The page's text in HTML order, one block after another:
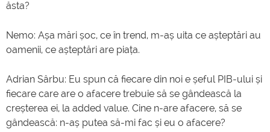
ăsta?
Nemo: Așa mări șoc, ce în trend, m-aș uita ce așteptări au
oamenii, ce așteptări are piața.
Adrian Sârbu: Eu spun că fiecare din noi e șeful PIB-ului și
fiecare care are o afacere trebuie să se gândească la
creșterea ei, la added value. Cine n-are afacere, să se
gândească: n-aș putea să-mi fac și eu o afacere?